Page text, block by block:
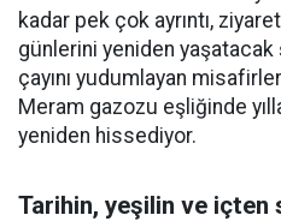
kadar pek çok ayrıntı,
günlerini yeniden
çayını yudumlayan
Meram gazozu eşliğinde
yeniden hissediyor.
Tarihin, yeşilin ve